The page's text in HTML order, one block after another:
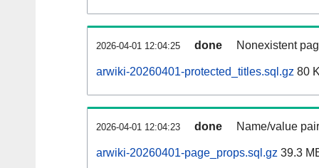
2026-04-01 12:04:25 done Nonexistent
arwiki-20260401-protected_titles.sql.gz 80
2026-04-01 12:04:23 done Name/value
arwiki-20260401-page_props.sql.gz 39.3